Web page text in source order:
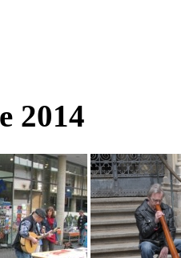
2014